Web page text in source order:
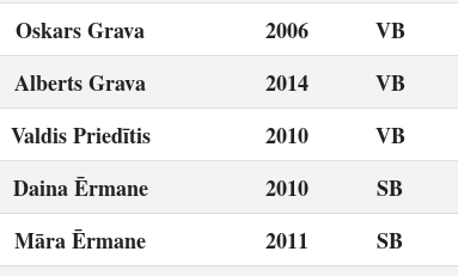
Oskars Grava
2006 VB
Alberts Grava
2014 VB
Valdis Priedītis
2010 VB
Daina Ērmane
2010 SB
Māra Ērmane
2011 SB